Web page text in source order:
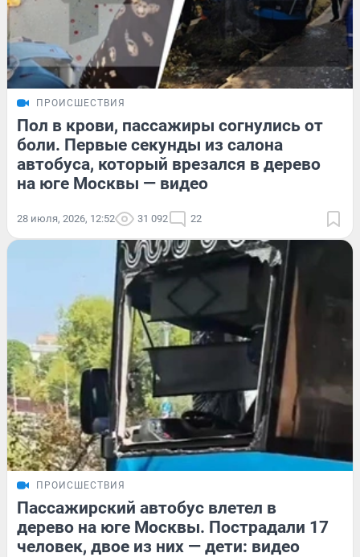
ПРОИСШЕСТВИЯ
Пол в крови, пассажиры согнулись от
боли. Первые секунды из салона
автобуса, который врезался в дерево
на юге Москвы — видео
28 июля, 2026, 12:52 31 092 22
ПРОИСШЕСТВИЯ
Пассажирский автобус влетел в
дерево на юге Москвы. Пострадали 17
человек, двое из них — дети: видео